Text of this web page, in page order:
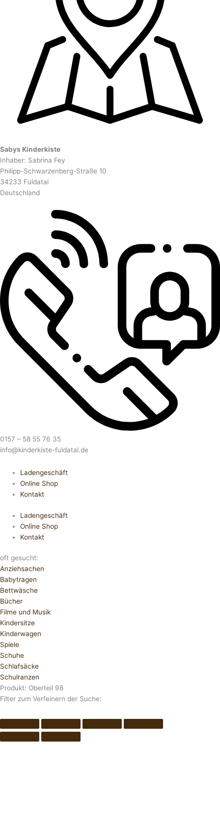
Sabys Kinderkiste
Inhaber: Sabrina Fey
Philipp-Schwarzenberg-Straße 10
34233 Fuldatal
Deutschland
0157 – 58 55 76 35
info@kinderkiste-fuldatal.de
Ladengeschäft
Online Shop
Kontakt
Ladengeschäft
Online Shop
Kontakt
oft gesucht:
Anziehsachen
Babytragen
Bettwäsche
Bücher
Filme und Musik
Kindersitze
Kinderwagen
Spiele
Schuhe
Schlafsäcke
Schulranzen
Produkt: Oberteil 98
Filter zum Verfeinern der Suche: